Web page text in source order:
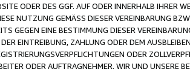
ODER DES GGF. AUF ODER INNERHALB IHRER
NUTZUNG GEMÄSS DIESER VEREINBARUNG
GEGEN EINE BESTIMMUNG DIESER
EINTREIBUNG, ZAHLUNG ODER DEM
ODER
ODER AUFTRAGNEHMER. WIR UND UNSERE